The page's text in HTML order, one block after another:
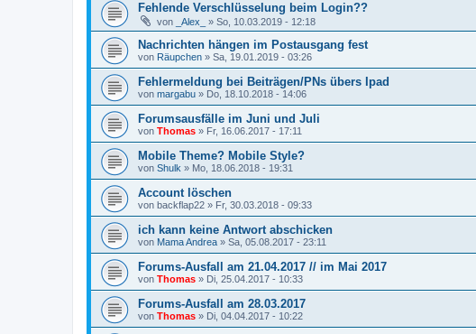
Fehlende Verschlüsselung beim Login??
von _Alex_ » So, 10.03.2019 - 12:18
Nachrichten hängen im Postausgang fest
von Räupchen » Sa, 19.01.2019 - 03:26
Fehlermeldung bei Beiträgen/PNs übers Ipad
von margabu » Do, 18.10.2018 - 14:06
Forumsausfälle im Juni und Juli
von Thomas » Fr, 16.06.2017 - 17:11
Mobile Theme? Mobile Style?
von Shulk » Mo, 18.06.2018 - 19:31
Account löschen
von backflap22 » Fr, 30.03.2018 - 09:33
ich kann keine Antwort abschicken
von Mama Andrea » Sa, 05.08.2017 - 23:11
Forums-Ausfall am 21.04.2017 // im Mai 2017
von Thomas » Di, 25.04.2017 - 10:33
Forums-Ausfall am 28.03.2017
von Thomas » Di, 04.04.2017 - 10:22